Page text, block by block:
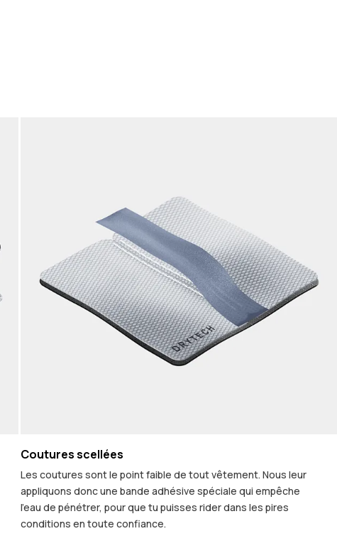
Coutures scellées
Les coutures sont le point faible de tout vêtement. Nous leur
appliquons donc une bande adhésive spéciale qui empêche
l'eau de pénétrer, pour que tu puisses rider dans les pires
conditions en toute confiance.